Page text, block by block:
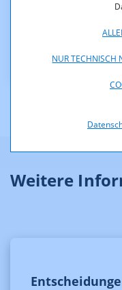
NUR TECHNISCH
KB)
Weitere